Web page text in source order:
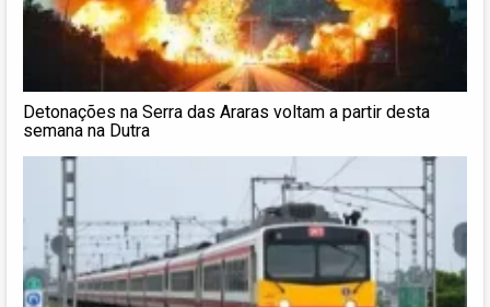
Detonações na Serra das Araras voltam a partir desta
semana na Dutra